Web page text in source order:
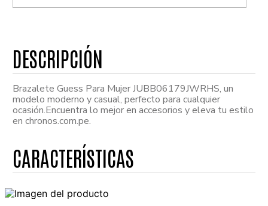
Brazalete Guess Para Mujer JUBB06179JWRHS, un
modelo moderno y casual, perfecto para cualquier
ocasión.Encuentra lo mejor en accesorios y eleva tu estilo
en chronos.com.pe.